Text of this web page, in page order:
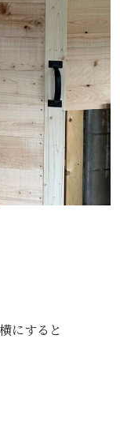
にすると